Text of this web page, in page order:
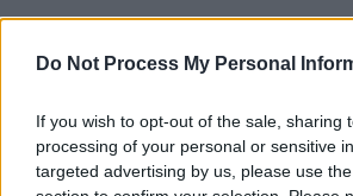
Do Not Process My Personal
If you wish to opt-out of the sale, sharing
processing of your personal or sensitive
targeted advertising by us, please use
«Να αποθαρρύνουμε
να μας βλάψουν»
Κάτι νέο και επικίνδυνο
ουρανούς μας. Μόλις τις
εβδομάδες, μαχητικά MiG